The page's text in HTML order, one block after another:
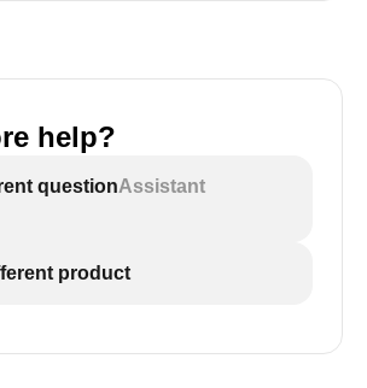
help?
questionAssistant
product